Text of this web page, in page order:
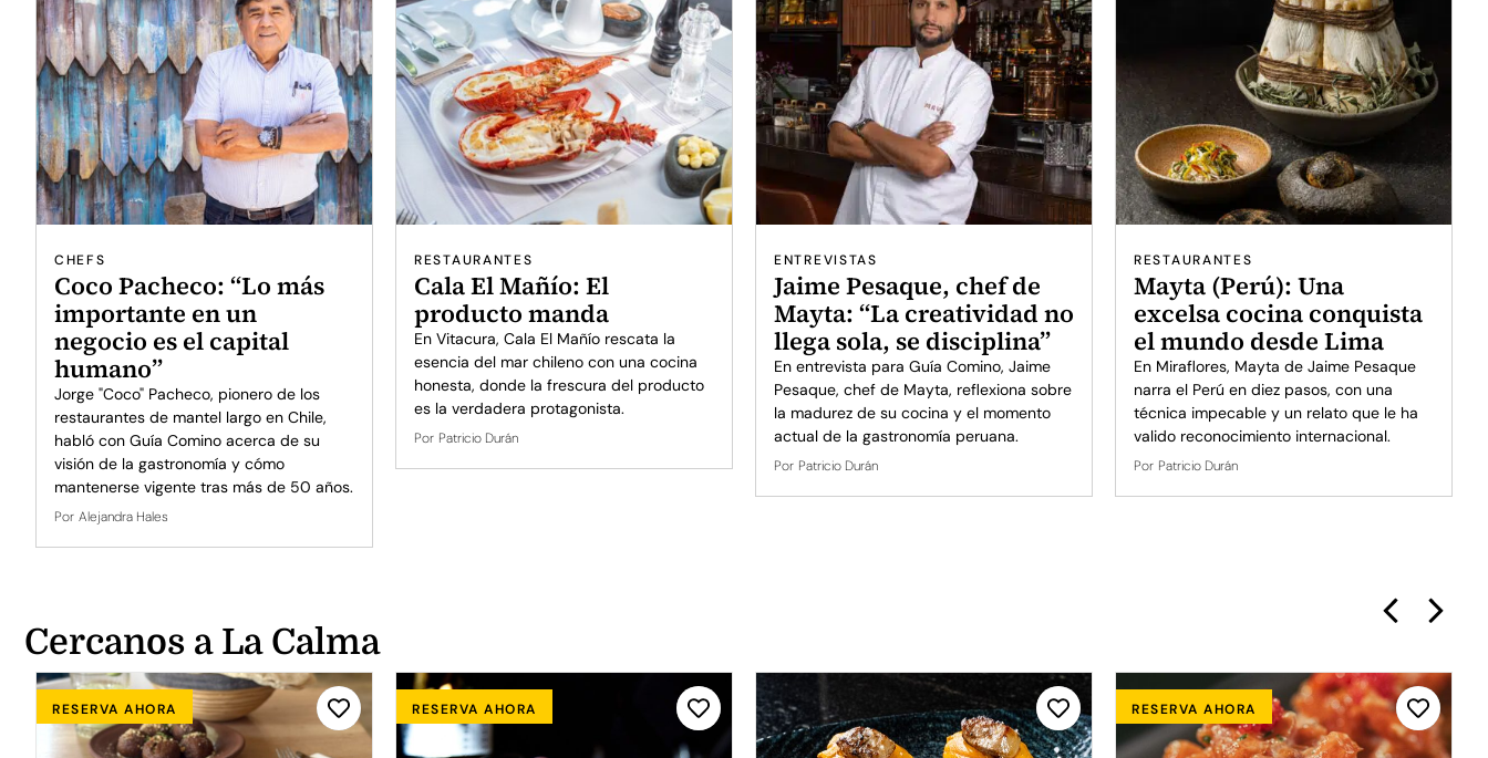
CHEFS
Coco Pacheco: “Lo más
importante en un
negocio es el capital
humano”
Jorge "Coco" Pacheco, pionero de los
restaurantes de mantel largo en Chile,
habló con Guía Comino acerca de su
visión de la gastronomía y cómo
mantenerse vigente tras más de 50 años.
Por Alejandra Hales
RESTAURANTES
Cala El Mañío: El
producto manda
En Vitacura, Cala El Mañío rescata la
esencia del mar chileno con una cocina
honesta, donde la frescura del producto
es la verdadera protagonista.
Por Patricio Durán
ENTREVISTAS
Jaime Pesaque, chef de
Mayta: “La creatividad no
llega sola, se disciplina”
En entrevista para Guía Comino, Jaime
Pesaque, chef de Mayta, reflexiona sobre
la madurez de su cocina y el momento
actual de la gastronomía peruana.
Por Patricio Durán
RESTAURANTES
Mayta (Perú): Una
excelsa cocina conquista
el mundo desde Lima
En Miraflores, Mayta de Jaime Pesaque
narra el Perú en diez pasos, con una
técnica impecable y un relato que le ha
valido reconocimiento internacional.
Por Patricio Durán
Cercanos a La Calma
RESERVA AHORA RESERVA AHORA RESERVA AHORA